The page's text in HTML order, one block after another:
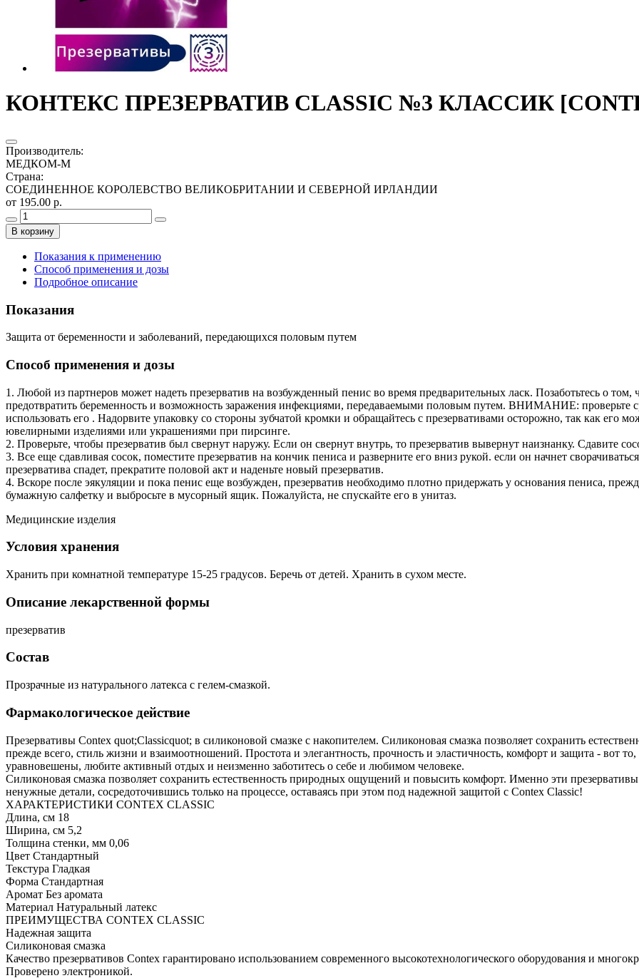
КОНТЕКС ПРЕЗЕРВАТИВ CLASSIC №3 КЛАССИК
Производитель:
МЕДКОМ-М
Страна:
СОЕДИНЕННОЕ КОРОЛЕВСТВО ВЕЛИКОБРИТАНИИ И СЕВЕРНОЙ ИРЛАНДИИ
от 195.00 р.
В корзину
Показания к применению
Способ применения и дозы
Подробное описание
Показания
Защита от беременности и заболеваний, передающихся половым путем
Способ применения и дозы
1. Любой из партнеров может надеть презерватив на возбужденный пенис во время предварительных ласк. Позаботьтесь о том,
предотвратить беременность и возможность заражения инфекциями, передаваемыми половым путем. ВНИМАНИЕ: проверьте
использовать его . Надорвите упаковку со стороны зубчатой кромки и обращайтесь с презервативами осторожно, так как его
ювелирными изделиями или украшениями при пирсинге.
2. Проверьте, чтобы презерватив был свернут наружу. Если он свернут внутрь, то презерватив вывернут наизнанку. Сдавите
3. Все еще сдавливая сосок, поместите презерватив на кончик пениса и разверните его вниз рукой. если он начнет
презерватива спадет, прекратите половой акт и наденьте новый презерватив.
4. Вскоре после эякуляции и пока пенис еще возбужден, презерватив необходимо плотно придержать у основания пениса,
бумажную салфетку и выбросьте в мусорный ящик. Пожалуйста, не спускайте его в унитаз.
Медицинские изделия
Условия хранения
Хранить при комнатной температуре 15-25 градусов. Беречь от детей. Хранить в сухом месте.
Описание лекарственной формы
презерватив
Состав
Прозрачные из натурального латекса с гелем-смазкой.
Фармакологическое действие
Презервативы Сontex quot;Classicquot; в силиконовой смазке с накопителем. Силиконовая смазка позволяет сохранить
прежде всего, стиль жизни и взаимоотношений. Простота и элегантность, прочность и эластичность, комфорт и защита - вот
уравновешены, любите активный отдых и неизменно заботитесь о себе и любимом человеке.
Силиконовая смазка позволяет сохранить естественность природных ощущений и повысить комфорт. Именно эти
ненужные детали, сосредоточившись только на процессе, оставаясь при этом под надежной защитой с Contex Classic!
ХАРАКТЕРИСТИКИ CONTEX CLASSIC
Длина, см 18
Ширина, см 5,2
Толщина стенки, мм 0,06
Цвет Стандартный
Текстура Гладкая
Форма Стандартная
Аромат Без аромата
Материал Натуральный латекс
ПРЕИМУЩЕСТВА CONTEX CLASSIC
Надежная защита
Силиконовая смазка
Качество презервативов Contex гарантировано использованием современного высокотехнологического оборудования и
Проверено электроникой.